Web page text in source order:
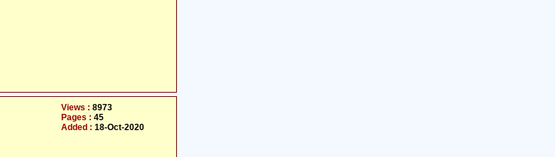
Views : 8973
Pages : 45
Added : 18-Oct-2020